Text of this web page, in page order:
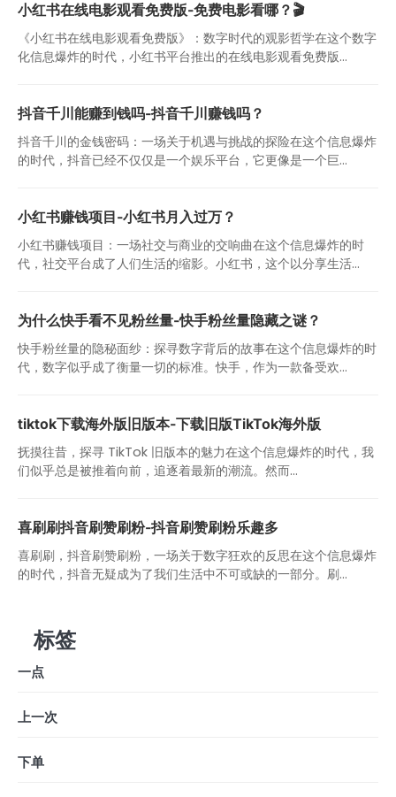
小红书在线电影观看免费版-免费电影看哪？🎬
《小红书在线电影观看免费版》：数字时代的观影哲学在这个数字
化信息爆炸的时代，小红书平台推出的在线电影观看免费版...
抖音千川能赚到钱吗-抖音千川赚钱吗？
抖音千川的金钱密码：一场关于机遇与挑战的探险在这个信息爆炸
的时代，抖音已经不仅仅是一个娱乐平台，它更像是一个巨...
小红书赚钱项目-小红书月入过万？
小红书赚钱项目：一场社交与商业的交响曲在这个信息爆炸的时
代，社交平台成了人们生活的缩影。小红书，这个以分享生活...
为什么快手看不见粉丝量-快手粉丝量隐藏之谜？
快手粉丝量的隐秘面纱：探寻数字背后的故事在这个信息爆炸的时
代，数字似乎成了衡量一切的标准。快手，作为一款备受欢...
tiktok下载海外版旧版本-下载旧版TikTok海外版
抚摸往昔，探寻 TikTok 旧版本的魅力在这个信息爆炸的时代，我
们似乎总是被推着向前，追逐着最新的潮流。然而...
喜刷刷抖音刷赞刷粉-抖音刷赞刷粉乐趣多
喜刷刷，抖音刷赞刷粉，一场关于数字狂欢的反思在这个信息爆炸
的时代，抖音无疑成为了我们生活中不可或缺的一部分。刷...
标签
一点
上一次
下单